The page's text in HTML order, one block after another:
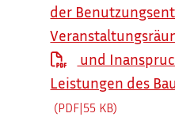
der
und
Leistungen des
(PDF|55 KB)